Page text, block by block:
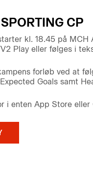
CP
kl. 18.45 på MCH
Play eller følges i
forløb ved at
Goals samt
i enten App Store eller